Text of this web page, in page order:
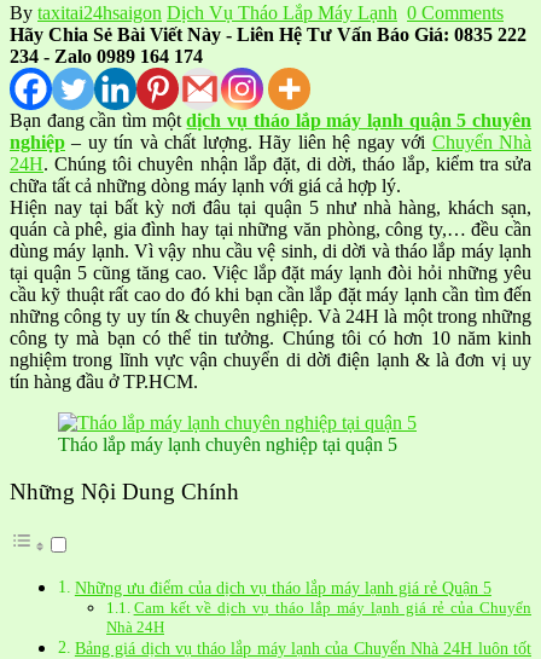
By taxitai24hsaigon Dịch Vụ Tháo Lắp Máy Lạnh 0 Comments
Hãy Chia Sẻ Bài Viết Này - Liên Hệ Tư Vấn Báo Giá: 0835 222
234 - Zalo 0989 164 174
Bạn đang cần tìm mộtdịch vụ tháo lắp máy lạnh quận 5 chuyên
nghiệp – uy tín và chất lượng. Hãy liên hệ ngay với Chuyển Nhà
24H. Chúng tôi chuyên nhận lắp đặt, di dời, tháo lắp, kiểm tra sửa
chữa tất cả những dòng máy lạnh với giá cả hợp lý.
Hiện nay tại bất kỳ nơi đâu tại quận 5 như nhà hàng, khách sạn,
quán cà phê, gia đình hay tại những văn phòng, công ty,… đều cần
dùng máy lạnh. Vì vậy nhu cầu vệ sinh, di dời và tháo lắp máy lạnh
tại quận 5 cũng tăng cao. Việc lắp đặt máy lạnh đòi hỏi những yêu
cầu kỹ thuật rất cao do đó khi bạn cần lắp đặt máy lạnh cần tìm đến
những công ty uy tín & chuyên nghiệp. Và 24H là một trong những
công ty mà bạn có thể tin tưởng. Chúng tôi có hơn 10 năm kinh
nghiệm trong lĩnh vực vận chuyển di dời điện lạnh & là đơn vị uy
tín hàng đầu ở TP.HCM.
Tháo lắp máy lạnh chuyên nghiệp tại quận 5
Những Nội Dung Chính
Những ưu điểm của dịch vụ tháo lắp máy lạnh giá rẻ Quận 5
Cam kết về dịch vụ tháo lắp máy lạnh giá rẻ của Chuyển
Nhà 24H
Bảng giá dịch vụ tháo lắp máy lạnh của Chuyển Nhà 24H luôn tốt